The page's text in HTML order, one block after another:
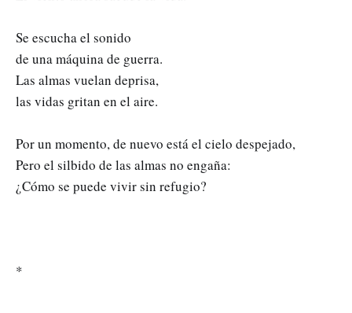
Se escucha el sonido
de una máquina de guerra.
Las almas vuelan deprisa,
las vidas gritan en el aire.
Por un momento, de nuevo está el cielo despejado,
Pero el silbido de las almas no engaña:
¿Cómo se puede vivir sin refugio?
*